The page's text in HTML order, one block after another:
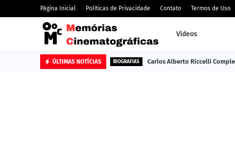
Página Inicial Políticas de Privacidade Contato Termos de Uso
Vídeos
ÚLTIMAS NOTÍCIAS BIOGRAFIAS Carlos Alberto Riccelli